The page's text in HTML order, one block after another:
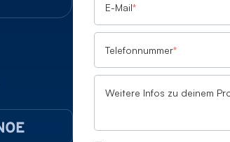
E-Mail*
Telefonnummer*
Weitere Infos zu deinem